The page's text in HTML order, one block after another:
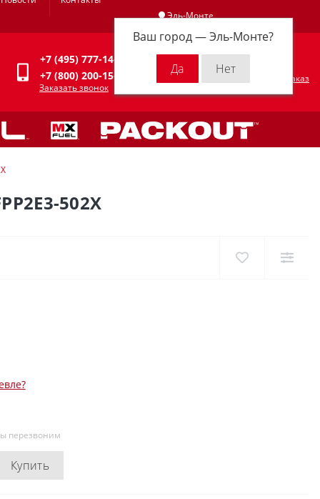
Эль-Монте
Ваш город —Эль-Монте?
Личный кабинет
+7 (495) 777-14-94
+7 (800) 200-15-94
Заказать звонок
Оформить заказ
502X
перезвоним
Купить